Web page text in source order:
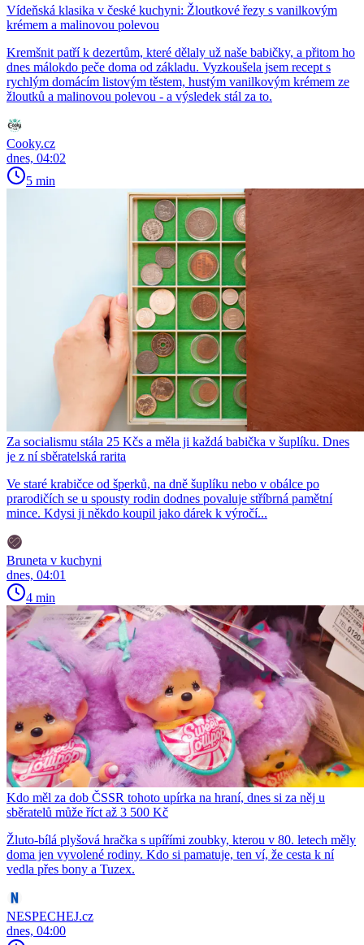
Vídeňská klasika v české kuchyni: Žloutkové řezy s vanilkovým
krémem a malinovou polevou
Kremšnit patří k dezertům, které dělaly už naše babičky, a přitom ho
dnes málokdo peče doma od základu. Vyzkoušela jsem recept s
rychlým domácím listovým těstem, hustým vanilkovým krémem ze
žloutků a malinovou polevou - a výsledek stál za to.
Cooky.cz
dnes, 04:02
5 min
Za socialismu stála 25 Kčs a měla ji každá babička v šuplíku. Dnes
je z ní sběratelská rarita
Ve staré krabičce od šperků, na dně šuplíku nebo v obálce po
prarodičích se u spousty rodin dodnes povaluje stříbrná pamětní
mince. Kdysi ji někdo koupil jako dárek k výročí...
Bruneta v kuchyni
dnes, 04:01
4 min
Kdo měl za dob ČSSR tohoto upírka na hraní, dnes si za něj u
sběratelů může říct až 3 500 Kč
Žluto-bílá plyšová hračka s upířími zoubky, kterou v 80. letech měly
doma jen vyvolené rodiny. Kdo si pamatuje, ten ví, že cesta k ní
vedla přes bony a Tuzex.
NESPECHEJ.cz
dnes, 04:00